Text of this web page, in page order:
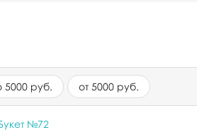
5000 руб. от 5000 руб.